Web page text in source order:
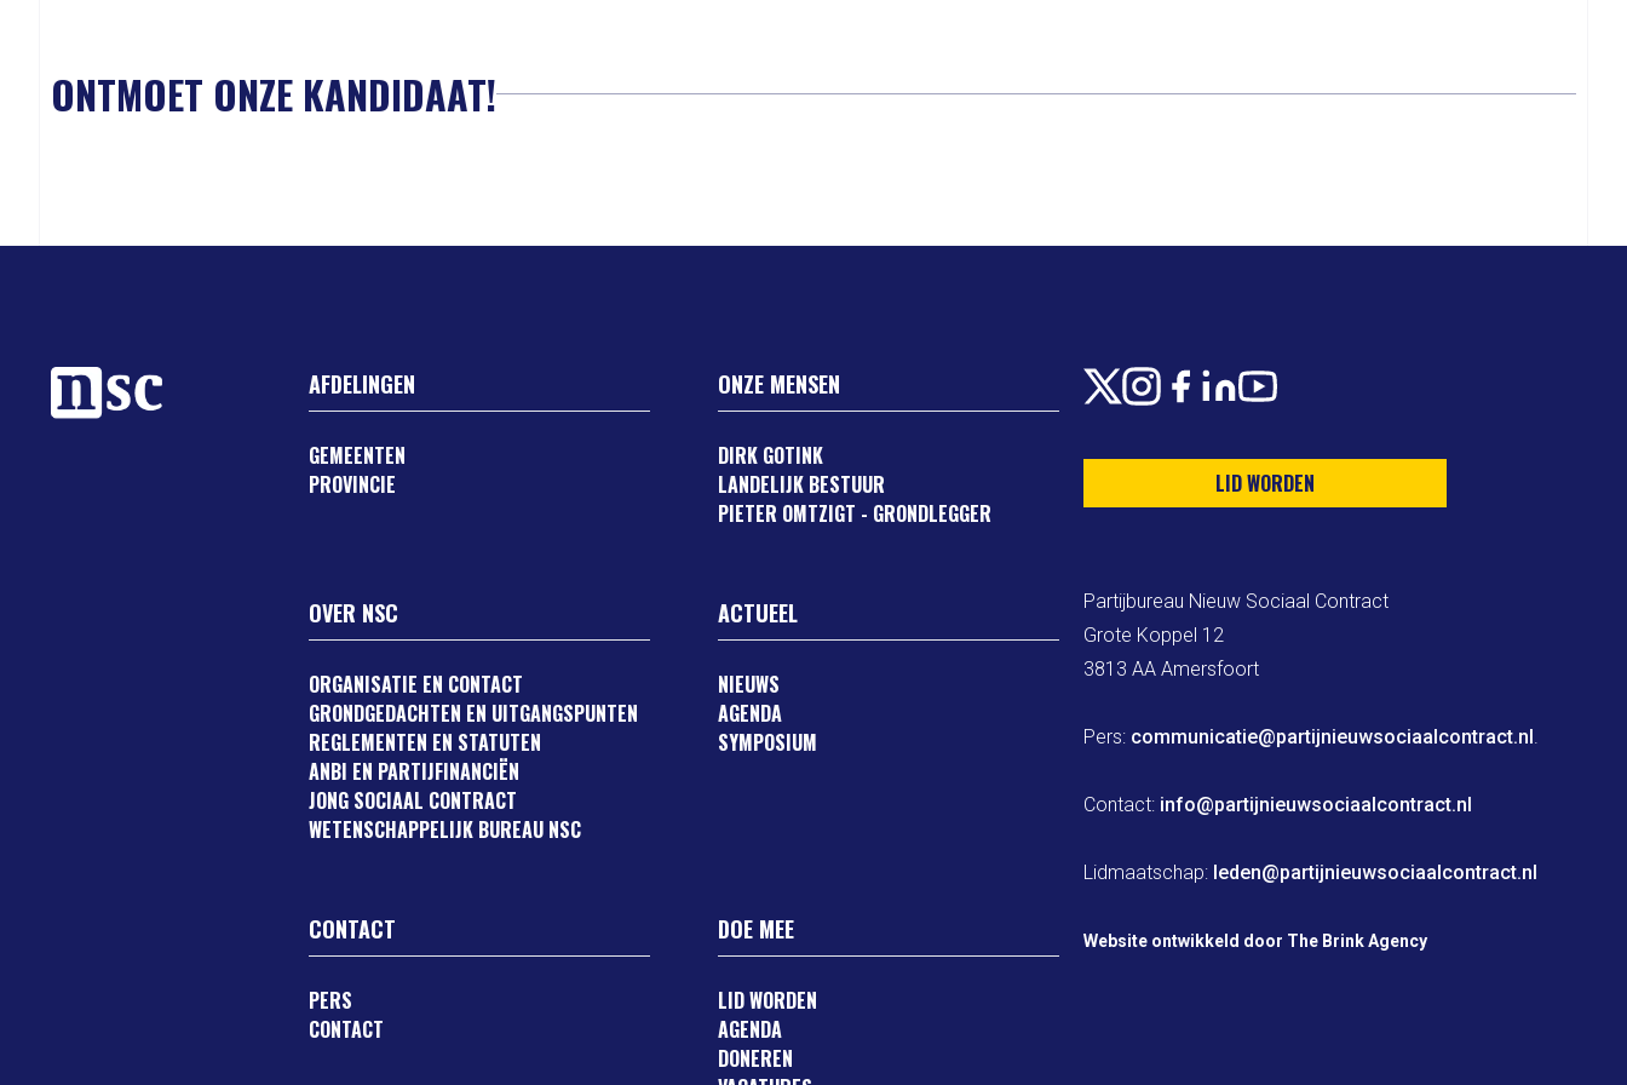
ONTMOET ONZE KANDIDAAT!
AFDELINGEN
GEMEENTEN
PROVINCIE
ONZE MENSEN
DIRK GOTINK
LANDELIJK BESTUUR
PIETER OMTZIGT - GRONDLEGGER
OVER NSC
ORGANISATIE EN CONTACT
GRONDGEDACHTEN EN UITGANGSPUNTEN
REGLEMENTEN EN STATUTEN
ANBI EN PARTIJFINANCIËN
JONG SOCIAAL CONTRACT
WETENSCHAPPELIJK BUREAU NSC
ACTUEEL
NIEUWS
AGENDA
SYMPOSIUM
CONTACT
PERS
CONTACT
DOE MEE
LID WORDEN
AGENDA
DONEREN
X Instagram
Facebook
LinkedIn
Youtube
LID WORDEN
Partijbureau Nieuw Sociaal Contract
Grote Koppel 12
3813 AA Amersfoort
Pers: communicatie@partijnieuwsociaalcontract.nl.
Contact: info@partijnieuwsociaalcontract.nl
Lidmaatschap: leden@partijnieuwsociaalcontract.nl
Website ontwikkeld door The Brink Agency